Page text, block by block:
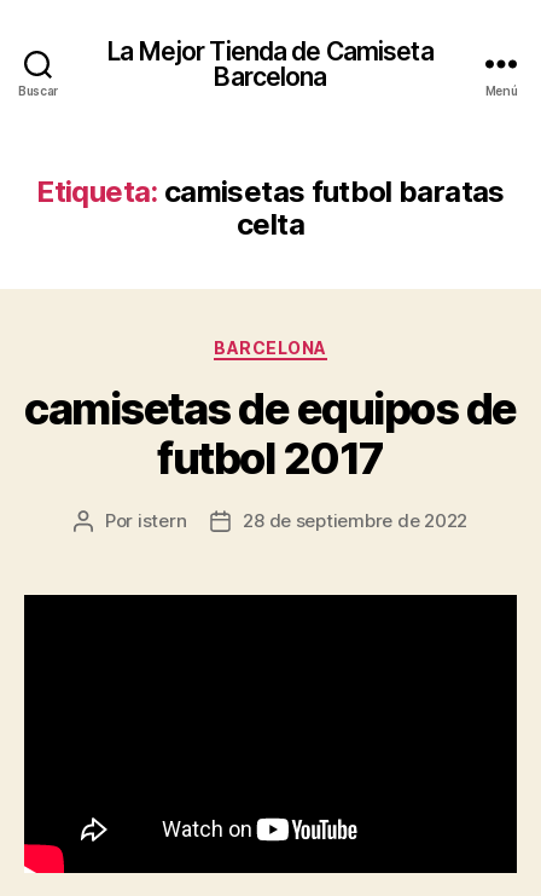
Buscar
La Mejor Tienda de Camiseta
Barcelona
Menú
Etiqueta: camisetas futbol baratas
celta
Categorías
BARCELONA
camisetas de equipos de
futbol 2017
Autor
entrada
Por istern
Fecha
entrada
28 de septiembre de 2022